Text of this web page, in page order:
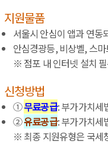
지원물품
서울시 안심이 앱과 연
안심경광등, 비상벨, 스
※ 점포 내 인터넷 설치
신청방법
①무료공급: 부가가치세
②유료공급: 부가가치세
※ 최종 지원유형은 국세